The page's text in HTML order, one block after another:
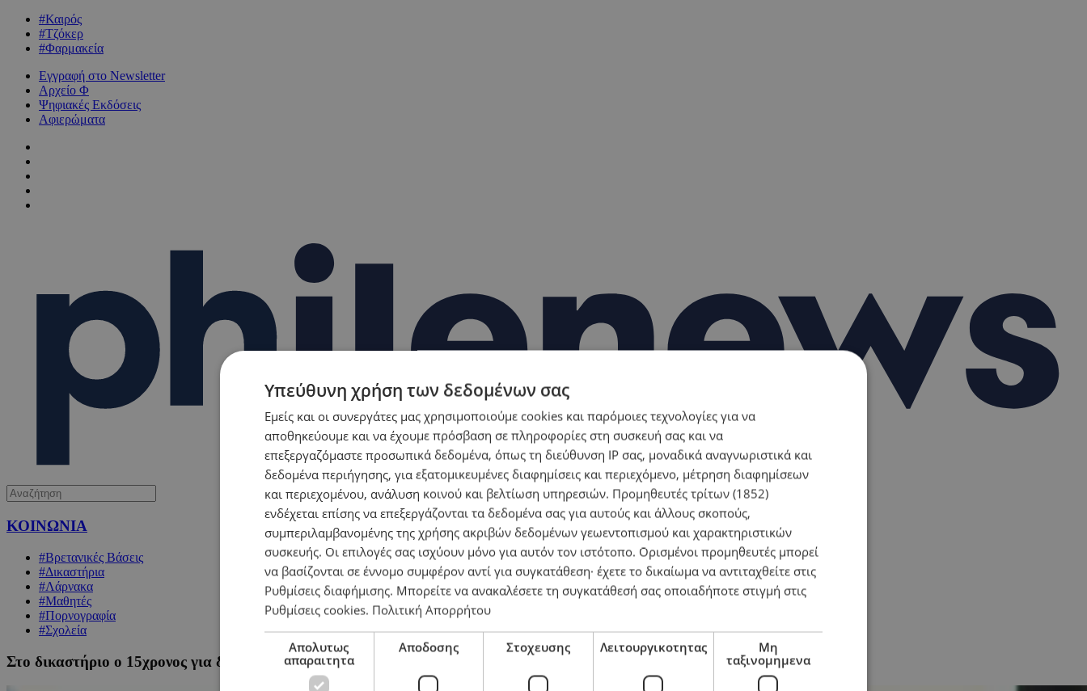
#Καιρός
#Τζόκερ
#Φαρμακεία
Εγγραφή στο Newsletter
Αρχείο Φ
Ψηφιακές Εκδόσεις
Αφιερώματα
ΚΟΙΝΩΝΙΑ
#Βρετανικές Βάσεις
#Δικαστήρια
#Λάρνακα
#Μαθητές
#Πορνογραφία
#Σχολεία
Στο δικαστήριο ο 15χρονος για διακίνηση παιδικού πορνογραφικού υλικού – Δεκάδες οι μονταρισμένες φωτογραφίες
Υπεύθυνη χρήση των δεδομένων σας
Εμείς και οι συνεργάτες μας χρησιμοποιούμε cookies και παρόμοιες τεχνολογίες για να
αποθηκεύουμε και να έχουμε πρόσβαση σε πληροφορίες στη συσκευή σας και να
επεξεργαζόμαστε προσωπικά δεδομένα, όπως τη διεύθυνση IP σας, μοναδικά αναγνωριστικά και
δεδομένα περιήγησης, για εξατομικευμένες διαφημίσεις και περιεχόμενο, μέτρηση διαφημίσεων
και περιεχομένου, ανάλυση κοινού και βελτίωση υπηρεσιών. Προμηθευτές τρίτων (1852)
ενδέχεται επίσης να επεξεργάζονται τα δεδομένα σας για αυτούς και άλλους σκοπούς,
συμπεριλαμβανομένης της χρήσης ακριβών δεδομένων γεωεντοπισμού και χαρακτηριστικών
συσκευής. Οι επιλογές σας ισχύουν μόνο για αυτόν τον ιστότοπο. Ορισμένοι προμηθευτές μπορεί
να βασίζονται σε έννομο συμφέρον αντί για συγκατάθεση· έχετε το δικαίωμα να αντιταχθείτε στις
Ρυθμίσεις διαφήμισης. Μπορείτε να ανακαλέσετε τη συγκατάθεσή σας οποιαδήποτε στιγμή στις
Ρυθμίσεις cookies. Πολιτική Απορρήτου
Απολυτως
απαραιτητα
Αποδοσης Στοχευσης Λειτουργικοτητας
Μη
ταξινομημενα